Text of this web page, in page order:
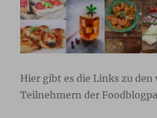
Hier gibt es die Links zu den
Teilnehmern der